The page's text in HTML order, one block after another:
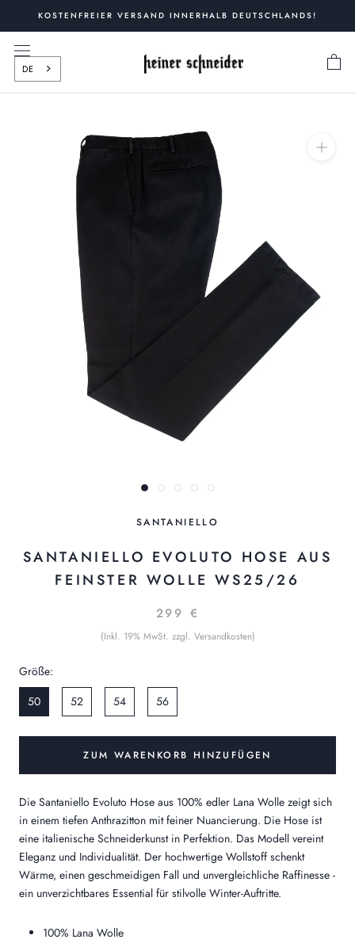
springen
KOSTENFREIER VERSAND INNERHALB DEUTSCHLANDS!
DE
SANTANIELLO
SANTANIELLO EVOLUTO HOSE AUS
FEINSTER WOLLE WS25/26
299 €
(Inkl. 19% MwSt. zzgl. Versandkosten)
Größe:
50
52 54 56
ZUM WARENKORB HINZUFÜGEN
Die Santaniello Evoluto Hose aus 100% edler Lana Wolle zeigt sich
in einem tiefen Anthrazitton mit feiner Nuancierung. Die Hose ist
eine italienische Schneiderkunst in Perfektion. Das Modell vereint
Eleganz und Individualität. Der hochwertige Wollstoff schenkt
Wärme, einen geschmeidigen Fall und unvergleichliche Raffinesse -
ein unverzichtbares Essential für stilvolle Winter-Auftritte.
100% Lana Wolle